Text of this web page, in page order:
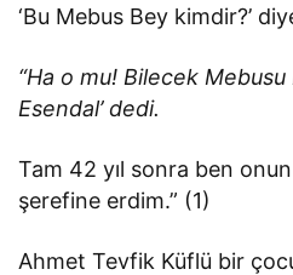
‘Bu Mebus Bey kimdir?’
“Ha o mu! Bilecek
Esendal’ dedi.
Tam 42 yıl sonra ben onun
şerefine erdim.” (1)
Ahmet Tevfik Küflü bir